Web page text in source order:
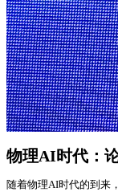
物理AI时代：
随着物理AI时代的到来